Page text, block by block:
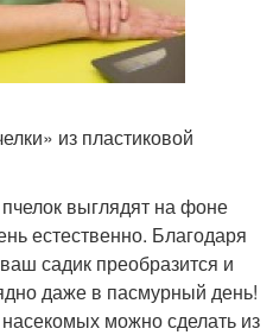
из пластиковой
выглядят на фоне
естественно. Благодаря
садик преобразится и
даже в пасмурный день!
можно сделать из